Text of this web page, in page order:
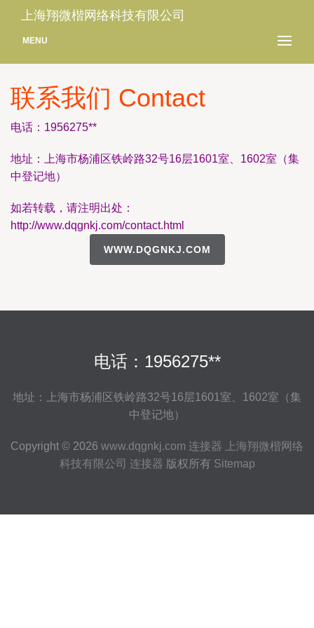
上海翔微楷网络科技有限公司
MENU
联系我们 Contact
电话：1956275**
地址：上海市杨浦区铁岭路32号16层1601室、1602室（集
中登记地）
如若转载，请注明出处：
http://www.dqgnkj.com/contact.html
WWW.DQGNKJ.COM
电话：1956275**
地址：上海市杨浦区铁岭路32号16层1601室、1602室（集
中登记地）
Copyright © 2026 www.dqgnkj.com 连接器
上海翔微楷网络
科技有限公司 连接器 版权所有 Sitemap